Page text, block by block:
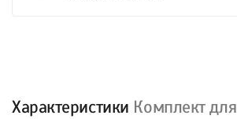
Характеристики Комплект для